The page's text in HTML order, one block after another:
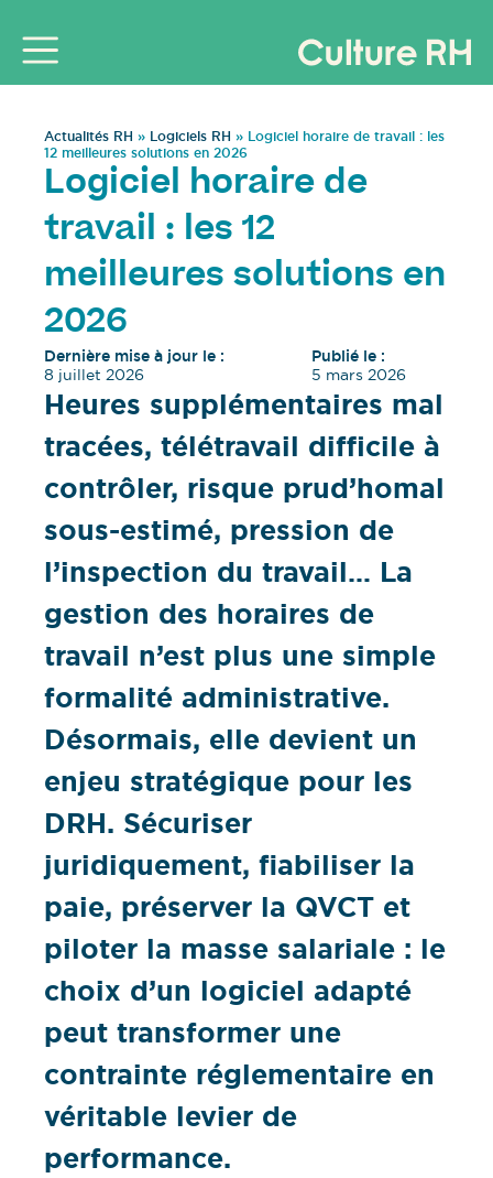
Actualités RH » Logiciels RH » Logiciel horaire de travail : les
12 meilleures solutions en 2026
Logiciel horaire de
travail : les 12
meilleures solutions en
2026
Dernière mise à jour le :
8 juillet 2026
Publié le :
5 mars 2026
Heures supplémentaires mal
tracées, télétravail difficile à
contrôler, risque prud’homal
sous-estimé, pression de
l’inspection du travail… La
gestion des horaires de
travail n’est plus une simple
formalité administrative.
Désormais, elle devient un
enjeu stratégique pour les
DRH. Sécuriser
juridiquement, fiabiliser la
paie, préserver la QVCT et
piloter la masse salariale : le
choix d’un logiciel adapté
peut transformer une
contrainte réglementaire en
véritable levier de
performance.